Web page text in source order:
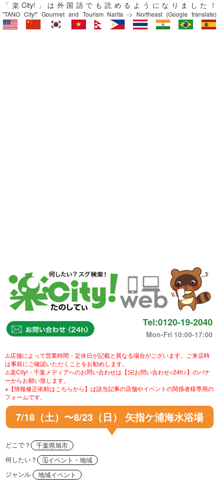
「楽City!」は外国語でも読めるようになりました！
"TANO City!" Gourmet and Tourism Narita -> Northeast (Google translate)
Tel:0120-19-2040
Mon-Fri 10:00-17:00
⚠️店舗によって営業時間・定休日が記載と異なる場合がございます。ご来店時
は事前にご確認いただくことをお勧めします。
⚠️楽City!・千葉メディアへのお問い合わせは【✉️お問い合わせ<24h>】のバナ
ーからお願い致します。
※【情報修正依頼はこちらから】は該当記事の店舗やイベントの関係者様専用の
フォームです。
7/18（土）〜8/23（日） 矢指ケ浦海水浴場
どこで？ 千葉県旭市
何したい？ 🗓イベント・地域
ジャンル 地域イベント